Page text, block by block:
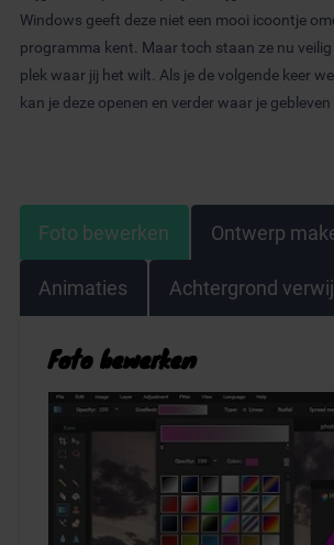
Windows geeft deze niet een mooi icoontje
programma kent. Maar toch staan ze nu veilig
plek waar jij het wilt. Als je de volgende keer
kan je deze openen en verder waar je
Foto bewerken Ontwerp
Animaties Achtergrond
Foto bewerken